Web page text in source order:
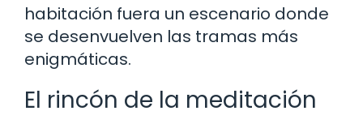
habitación fuera un escenario donde
se desenvuelven las tramas más
enigmáticas.
El rincón de la meditación